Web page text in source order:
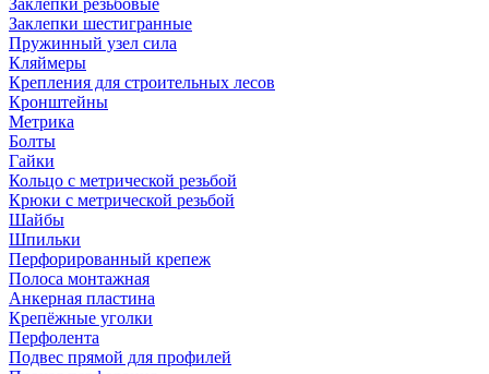
Заклепки резьбовые
Заклепки шестигранные
Пружинный узел сила
Кляймеры
Крепления для строительных лесов
Кронштейны
Метрика
Болты
Гайки
Кольцо с метрической резьбой
Крюки с метрической резьбой
Шайбы
Шпильки
Перфорированный крепеж
Полоса монтажная
Анкерная пластина
Крепёжные уголки
Перфолента
Подвес прямой для профилей